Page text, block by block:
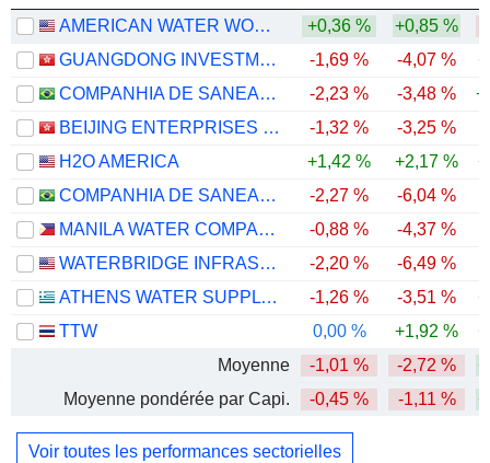
AMERICAN WATER WORKS COMPANY, INC. +0,36 % +0,85 %
GUANGDONG INVESTMENT LIMITED
-1,69 % -4,07 %
COMPANHIA DE SANEAMENTO DE MINAS GERAIS
-2,23 % -3,48 %
BEIJING ENTERPRISES WATER GROUP LIMITED
-1,32 % -3,25 %
H2O AMERICA
+1,42 % +2,17 %
COMPANHIA DE SANEAMENTO DO PARANÁ - SANEPAR
-2,27 % -6,04 %
MANILA WATER COMPANY, INC.
-0,88 % -4,37 %
WATERBRIDGE INFRASTRUCTURE LLC
-2,20 %
-6,49 %
ATHENS WATER SUPPLY AND SEWERAGE COMPANY S.A.
-1,26 % -3,51 %
TTW
0,00 % +1,92 %
Moyenne
-1,01 % -2,72 %
Moyenne pondérée par Capi.
-0,45 % -1,11 %
Voir toutes les performances sectorielles